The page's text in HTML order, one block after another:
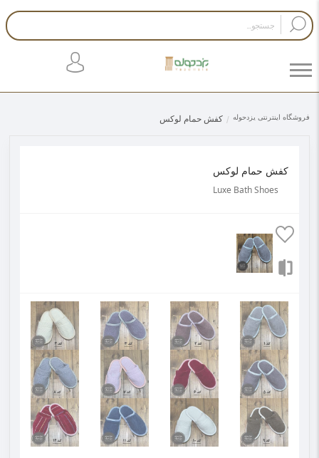
فروشگاه اینترنتی یزدحوله کفش حمام لوکس
کفش حمام لوکس
Luxe Bath Shoes